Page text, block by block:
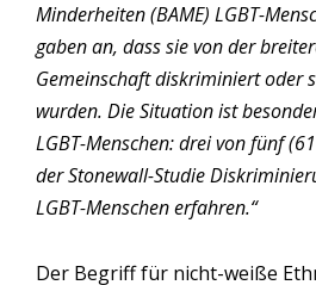
Minderheiten (BAME) LGBT-
gaben an, dass sie von der
Gemeinschaft diskriminiert oder
wurden. Die Situation ist
LGBT-Menschen: drei von fünf
der Stonewall-Studie
LGBT-Menschen erfahren.“
Der Begriff für nicht-weiße